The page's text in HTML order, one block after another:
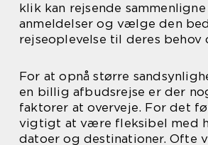
klik kan rejsende
anmeldelser og vælge den
rejseoplevelse til deres behov
For at opnå større
en billig afbudsrejse er der
faktorer at overveje. For det
vigtigt at være fleksibel med
datoer og destinationer. Ofte